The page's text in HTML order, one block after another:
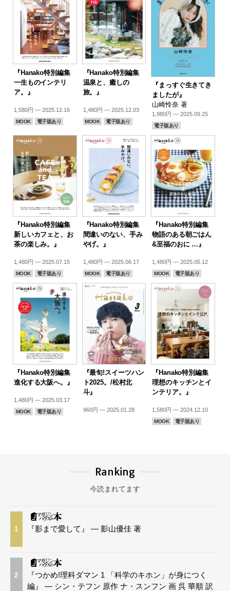
『Hanako特別編集
一生ものインテリ
ア。』
1,580円 — 2025.12.16
MOOK 電子版あり
『Hanako特別編集
温泉と、癒しの
旅。』
1,480円 — 2025.12.03
MOOK 電子版あり
『まっすぐ生きてき
ましたが』
山崎怜奈 著
1,980円 — 2025.09.25
電子版あり
『Hanako特別編集
新しいカフェと、お
茶の楽しみ。』
1,480円 — 2025.07.15
MOOK 電子版あり
『Hanako特別編集
間違いのない、手み
やげ。』
1,480円 — 2025.06.17
MOOK 電子版あり
『Hanako特別編集
物語のある朝ごはん
&至福のおに …』
1,480円 — 2025.05.12
MOOK 電子版あり
『Hanako特別編集
進化する大阪へ。』
1,480円 — 2025.03.17
MOOK 電子版あり
『最旬!スイーツハン
ト2025。/松村北
斗』
960円 — 2025.01.28
『Hanako特別編集
理想のキッチンとイ
ンテリア。』
1,580円 — 2024.12.10
MOOK 電子版あり
Ranking
今読まれてます
1 『影まで愛して』 — 影山優佳 著
2
『つかめ!理科ダマン 1 「科学のキホン」が身につく
編』 — シン・テフン 原作 ナ・スンフン 画 呉 華順 訳